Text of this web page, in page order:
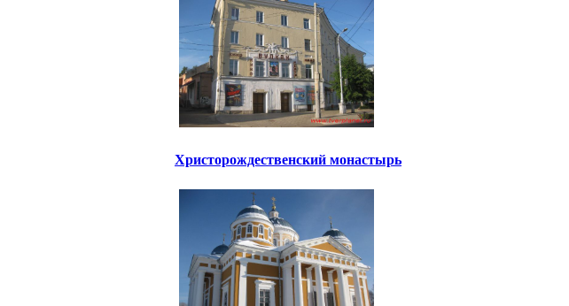
Христорождественский монастырь